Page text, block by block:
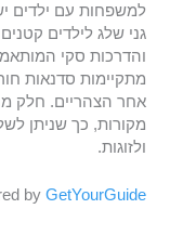
למשפחות עם ילדים
גני שלג לילדים
והדרכות סקי
מתקיימות סדנאות
אחר הצהריים. חלק
מקורות, כך שניתן
ולזוגות.
by GetYourGuide